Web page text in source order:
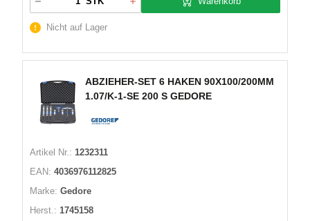
Nicht auf Lager
ABZIEHER-SET 6 HAKEN 90X100/200MM
1.07/K-1-SE 200 S GEDORE
Artikel Nr.: 1232311
EAN: 4036976112825
Marke: Gedore
Herst.: 1745158